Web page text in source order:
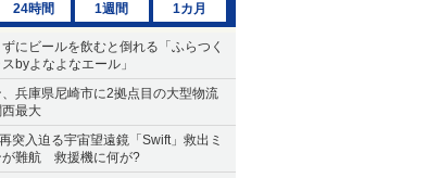
24時間 1週間 1カ月
にビールを飲むと倒れる「ふらつく
byよなよなエール」
兵庫県尼崎市に2拠点目の大型物流
最大
突入迫る宇宙望遠鏡「Swift」救出ミ
が難航 救援機に何が?